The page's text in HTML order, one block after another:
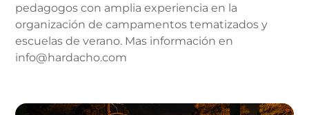
pedagogos con amplia experiencia en la
organización de campamentos tematizados y
escuelas de verano. Mas información en
info@hardacho.com